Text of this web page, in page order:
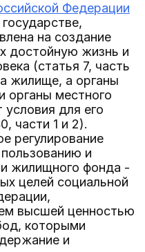
Федерации
на создание
достойную жизнь и
(статья 7, часть
жилище, а органы
органы местного
для его
части 1 и 2).
регулирование
и
жилищного фонда -
целей социальной
высшей ценностью
которыми
и